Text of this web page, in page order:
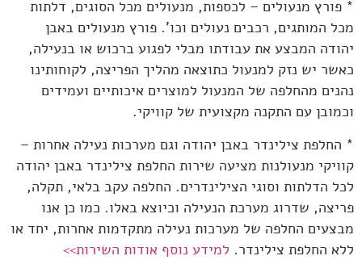
* פורץ מנעולים – לכספות, מנעולים מכל הסוגים, דלתות
מכל המותגים, רכבים נעולים וכו'. פורץ מנעולים באבן
יהודה המבצע את עבודתו מבלי לפגוע ברכוש או בנעילה,
כאשר יש נזק למנעול כתוצאה מהליך הפריצה, לקוחותינו
נהנים מהחלפה של המנעול למוצרים איכותיים ועמידים
וכמובן עם התקנה מקצועית של קוויקי.
* החלפת צילינדר באבן יהודה וגם מערכות נעילה אחרות –
קוויקי מנעולנות מציעה שירות החלפת צילינדר באבן יהודה
לכל הדלתות וסוגי הצילינדרים. החלפה עקב בלאי, תקלה,
פריצה, שדרוג מערכת הנעילה וכיוצא באלו. כמו כן אנו
מבצעים החלפה של מערכות נעילה מתקדמות אחרות, יחד או
ללא החלפת צילינדר. למידע נוסף אודות השירות>>